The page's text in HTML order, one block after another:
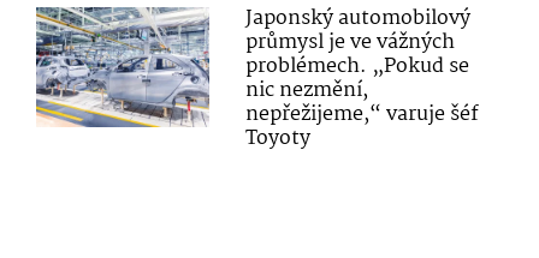
Japonský automobilový
průmysl je ve vážných
problémech. „Pokud se
nic nezmění,
nepřežijeme,“ varuje šéf
Toyoty